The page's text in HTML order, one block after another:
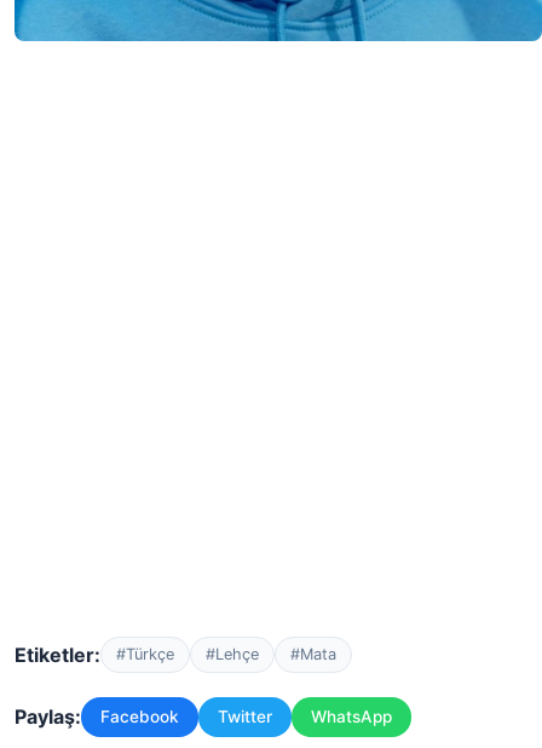
Etiketler: #Türkçe #Lehçe #Mata
Paylaş: Facebook Twitter WhatsApp